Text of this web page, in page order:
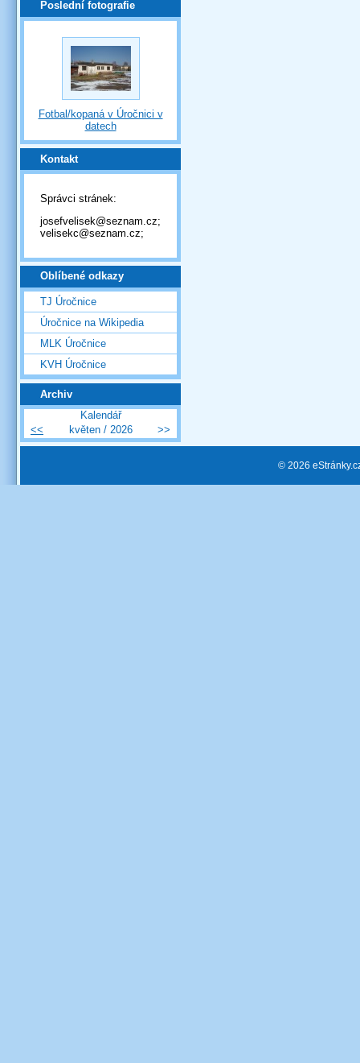
Poslední fotografie
Fotbal/kopaná v Úročnici v
datech
Kontakt
Správci stránek:
josefvelisek@seznam.cz;
velisekc@seznam.cz;
Oblíbené odkazy
TJ Úročnice
Úročnice na Wikipedia
MLK Úročnice
KVH Úročnice
Archiv
Kalendář
<<
květen / 2026 >>
© 2026